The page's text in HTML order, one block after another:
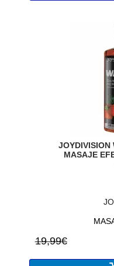
JOYDIVISION
MASAJE
19,99€